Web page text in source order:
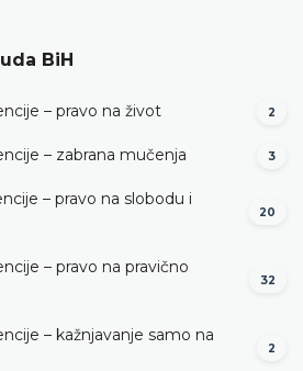
BiH
– pravo na život 2
– zabrana mučenja 3
– pravo na slobodu i
20
– pravo na pravično
32
– kažnjavanje samo na
2